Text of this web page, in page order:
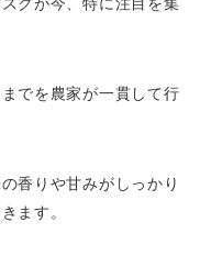
でを農家が一貫して行
香りや甘みがしっかり
ます。